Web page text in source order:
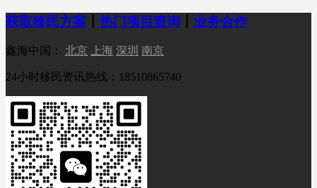
获取移民方案 热门项目查询 业务合作
鑫海中国： 北京 上海 深圳 南京
24小时移民资讯热线：18510865740